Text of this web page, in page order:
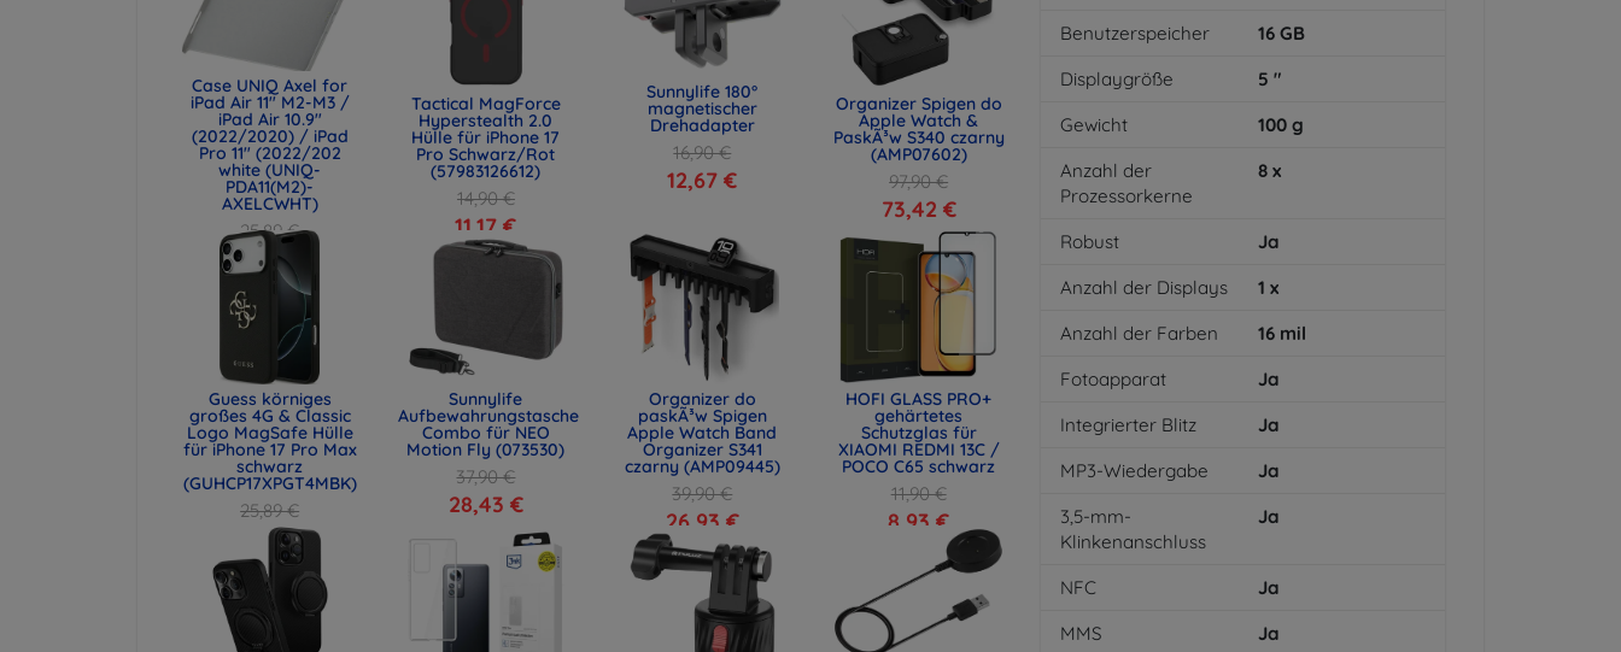
Case UNIQ Axel for
iPad Air 11" M2-M3 /
iPad Air 10.9"
(2022/2020) / iPad
Pro 11" (2022/202
white (UNIQ-
PDA11(M2)-
AXELCWHT)
25,89 €
19,42 €
Tactical MagForce
Hyperstealth 2.0
Hülle für iPhone 17
Pro Schwarz/Rot
(57983126612)
14,90 €
11,17 €
Guess körniges
großes 4G & Classic
Logo MagSafe Hülle
für iPhone 17 Pro Max
schwarz
(GUHCP17XPGT4MBK)
25,89 €
19,42 €
Sunnylife
Aufbewahrungstasche
Combo für NEO
Motion Fly (073530)
37,90 €
28,43 €
Sunnylife 180°
magnetischer
Drehadapter
16,90 €
12,67 €
Organizer Spigen do
Apple Watch &
PaskÃ³w S340 czarny
(AMP07602)
97,90 €
73,42 €
Organizer do
paskÃ³w Spigen
Apple Watch Band
Organizer S341
czarny (AMP09445)
39,90 €
26,93 €
HOFI GLASS PRO+
gehärtetes
Schutzglas für
XIAOMI REDMI 13C /
POCO C65 schwarz
11,90 €
8,93 €
Benutzerspeicher
16 GB
Displaygröße
5 "
Gewicht
100 g
Anzahl der
Prozessorkerne
8 x
Robust
Ja
Anzahl der Displays
1 x
Anzahl der Farben
16 mil
Fotoapparat
Ja
Integrierter Blitz
Ja
MP3-Wiedergabe
Ja
3,5-mm-
Klinkenanschluss
Ja
NFC
Ja
MMS
Ja